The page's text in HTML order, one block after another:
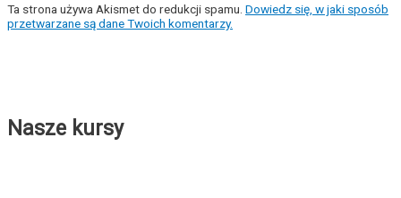
Ta strona używa Akismet do redukcji spamu. Dowiedz się, w jaki sposób
przetwarzane są dane Twoich komentarzy.
Nasze kursy